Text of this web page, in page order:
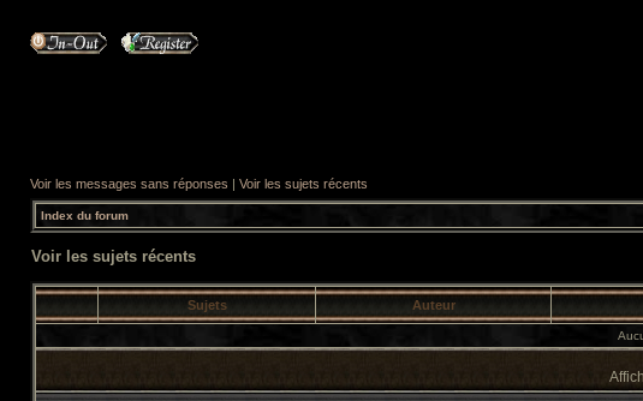
Voir les messages sans réponses | Voir les sujets récents
Index du forum
Voir les sujets récents
Sujets Auteur